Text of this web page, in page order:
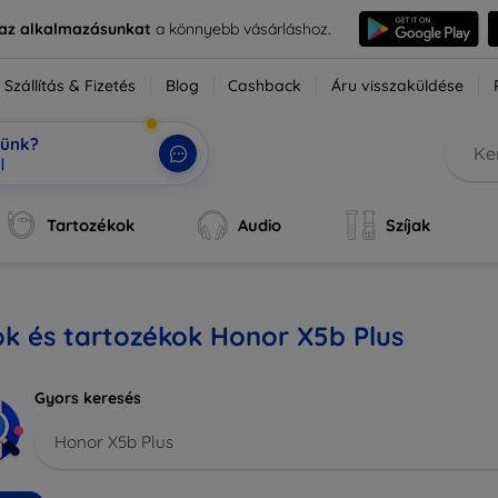
alkalmazásunkata könnyebb vásárláshoz.
Szállítás & Fizetés Blog Cashback Áru visszaküldése
Tartozékok Audio Szíjak
és tartozékok Honor X5b Plus
Gyors keresés
Honor X5b Plus